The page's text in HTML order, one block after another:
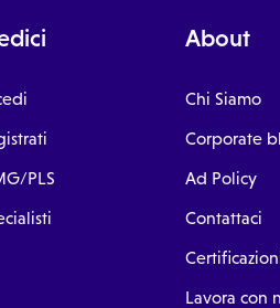
PLS
About
Chi Siamo
Corporate
Ad Policy
Contattaci
Lavora con